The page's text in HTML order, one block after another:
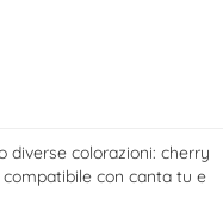
diverse colorazioni: cherry
con canta tu e